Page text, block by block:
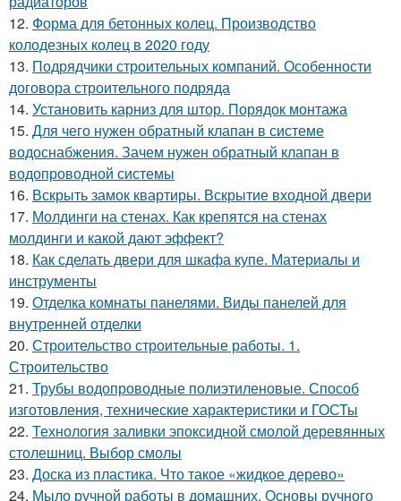
12. Форма для бетонных колец. Производство
колодезных колец в 2020 году
13. Подрядчики строительных компаний. Особенности
договора строительного подряда
14. Установить карниз для штор. Порядок монтажа
15. Для чего нужен обратный клапан в системе
водоснабжения. Зачем нужен обратный клапан в
водопроводной системы
16. Вскрыть замок квартиры. Вскрытие входной двери
17. Молдинги на стенах. Как крепятся на стенах
молдинги и какой дают эффект?
18. Как сделать двери для шкафа купе. Материалы и
инструменты
19. Отделка комнаты панелями. Виды панелей для
внутренней отделки
20. Строительство строительные работы. 1.
Строительство
21. Трубы водопроводные полиэтиленовые. Способ
изготовления, технические характеристики и ГОСТы
22. Технология заливки эпоксидной смолой деревянных
столешниц. Выбор смолы
23. Доска из пластика. Что такое «жидкое дерево»
24. Мыло ручной работы в домашних. Основы ручного